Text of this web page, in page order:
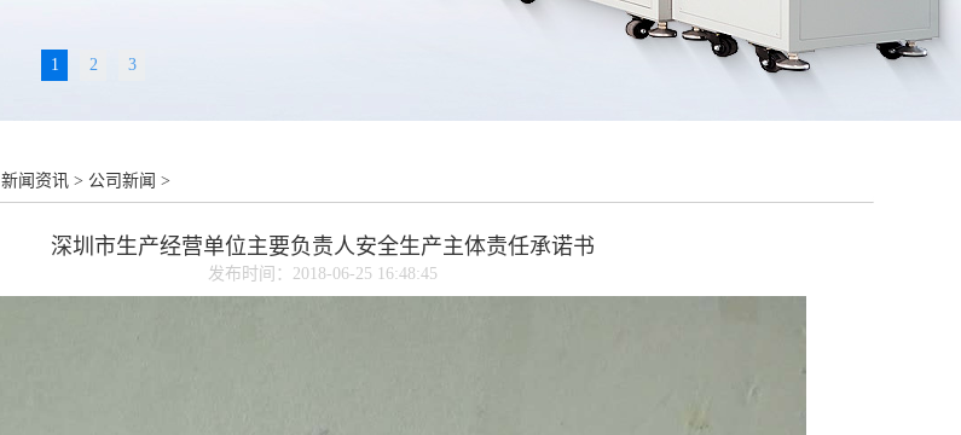
1 2 3
新闻资讯 > 公司新闻 >
深圳市生产经营单位主要负责人安全生产主体责任承诺书
发布时间：2018-06-25 16:48:45